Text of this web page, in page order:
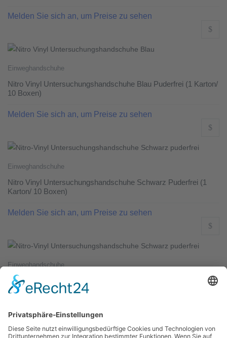
Melden Sie sich an, um Preise zu sehen
Einweghandschuhe
Nitro Vinyl Untersuchungshandschuhe Blau Puderfrei (1 Karton/
10 Boxen)
Melden Sie sich an, um Preise zu sehen
Einweghandschuhe
Nitro Vinyl Untersuchungshandschuhe Schwarz Puderfrei (1
Karton/ 10 Boxen)
Melden Sie sich an, um Preise zu sehen
Einweghandschuhe
Nitro-Vinyl Untersuchungshandschuhe Schwarz Puderfrei (1
Karton/ 10 Boxen)
Melden Sie sich an, um Preise zu sehen